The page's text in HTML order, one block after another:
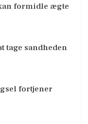
formidle ægte
tage sandheden
fortjener